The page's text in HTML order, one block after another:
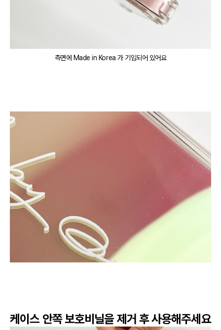
측면에 Made in Korea 가 기입되어 있어요
케이스 안쪽 보호비닐을 제거 후 사용해주세요